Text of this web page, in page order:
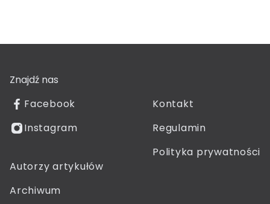
Znajdź nas
Facebook
Instagram
Kontakt
Regulamin
Polityka prywatności
Autorzy artykułów
Archiwum